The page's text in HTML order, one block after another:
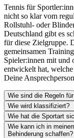
Tennis für
nicht so klar vom
Rollstuhl- oder
Deutschland gibt es
für diese Zielgruppe.
gemeinsamen
Spieler:innen mit und
entwickelt hat,
Deine
Wie sind die Regeln
Wie wird klassifiziert?
Wie hat die Sportart
Wie kann ich in
Behinderung schaffen?